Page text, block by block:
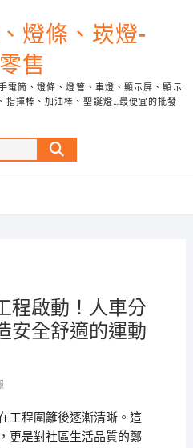
燈條、崁燈-
售
電筒、燈條、燈管、車燈、顯示屏、顯示
指揮棒、加油棒、聖誕燈…最便宜的批發
Search
…
程啟動！人車分
安全舒適的運動
工程圍籬後逐漸清晰。這
更是對社區生活品質的鄭